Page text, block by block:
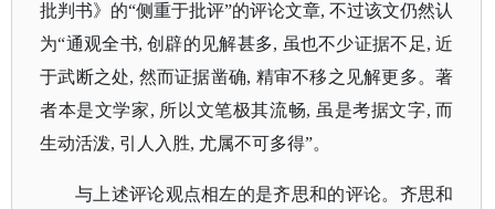
批判书》的“侧重于批评”的评论文章, 不过该文仍然认
为“通观全书, 创辟的见解甚多, 虽也不少证据不足, 近
于武断之处, 然而证据凿确, 精审不移之见解更多。著
者本是文学家, 所以文笔极其流畅, 虽是考据文字, 而
生动活泼, 引人入胜, 尤属不可多得”。
与上述评论观点相左的是齐思和的评论。齐思和